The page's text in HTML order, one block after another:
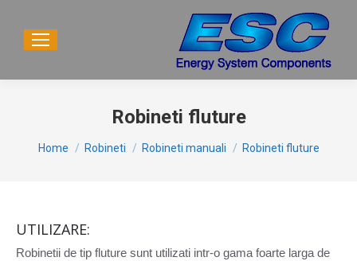
Robineti fluture
Home Robineti Robineti manuali Robineti fluture
UTILIZARE:
Robinetii de tip fluture sunt utilizati intr-o gama foarte larga de